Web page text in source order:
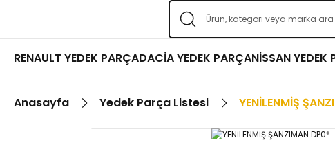
RENAULT YEDEK PARÇADACİA YEDEK PARÇANİSSAN YEDEK
Anasayfa Yedek Parça Listesi YENİLENMİŞ